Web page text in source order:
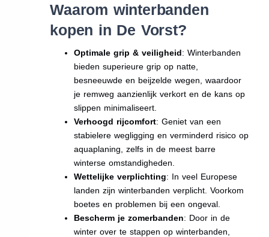
Waarom winterbanden
kopen in De Vorst?
Optimale grip & veiligheid: Winterbanden
bieden superieure grip op natte,
besneeuwde en beijzelde wegen, waardoor
je remweg aanzienlijk verkort en de kans op
slippen minimaliseert.
Verhoogd rijcomfort: Geniet van een
stabielere wegligging en verminderd risico op
aquaplaning, zelfs in de meest barre
winterse omstandigheden.
Wettelijke verplichting: In veel Europese
landen zijn winterbanden verplicht. Voorkom
boetes en problemen bij een ongeval.
Bescherm je zomerbanden: Door in de
winter over te stappen op winterbanden,